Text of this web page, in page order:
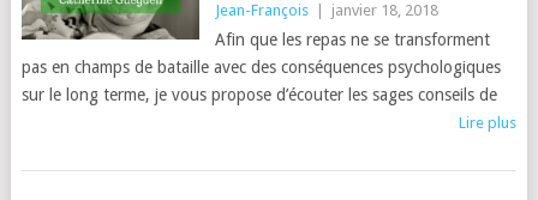
Jean-François janvier 18, 2018
Afin que les repas ne se transforment
pas en champs de bataille avec des conséquences psychologiques
sur le long terme, je vous propose d’écouter les sages conseils de
Lire plus